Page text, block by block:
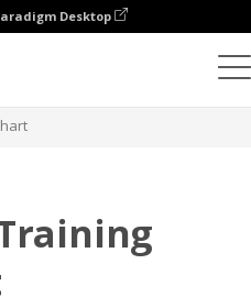
Desktop